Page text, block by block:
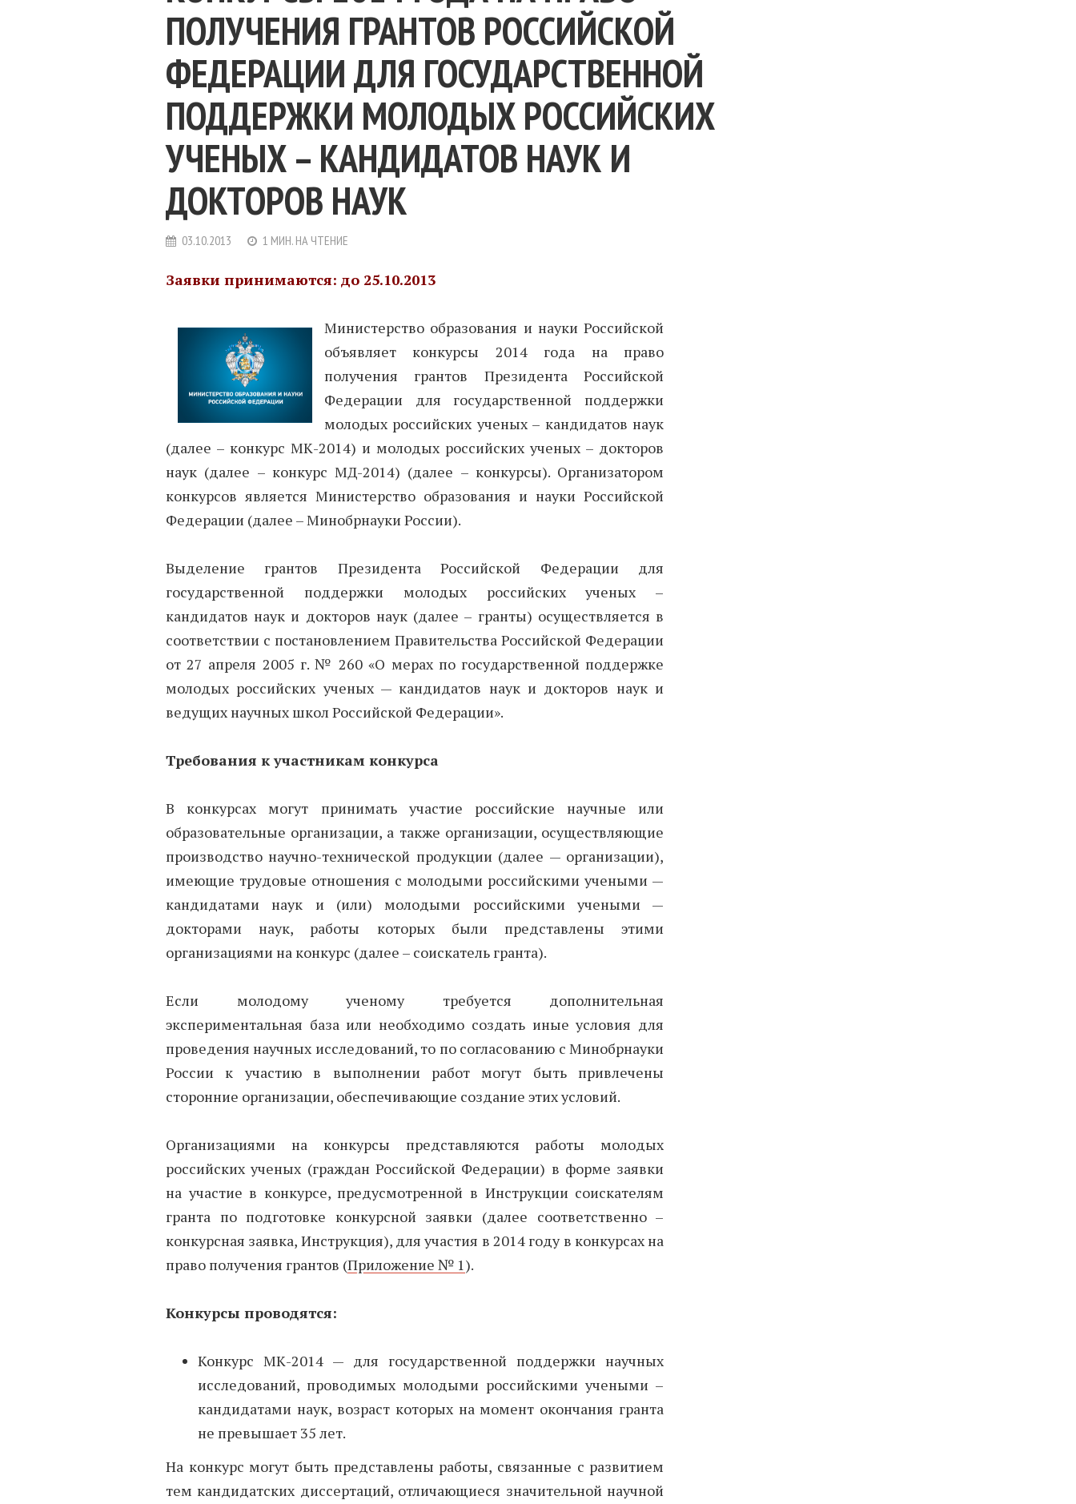
ПОЛУЧЕНИЯ ГРАНТОВ РОССИЙСКОЙ
ФЕДЕРАЦИИ ДЛЯ ГОСУДАРСТВЕННОЙ
ПОДДЕРЖКИ МОЛОДЫХ РОССИЙСКИХ
УЧЕНЫХ – КАНДИДАТОВ НАУК И
ДОКТОРОВ НАУК
03.10.2013 1 МИН. НА ЧТЕНИЕ
Заявки принимаются: до 25.10.2013
Министерство образования и науки Российской
объявляет конкурсы 2014 года на право
получения грантов Президента Российской
Федерации для государственной поддержки
молодых российских ученых – кандидатов наук
(далее – конкурс МК-2014) и молодых российских ученых – докторов
наук (далее – конкурс МД-2014) (далее – конкурсы). Организатором
конкурсов является Министерство образования и науки Российской
Федерации (далее – Минобрнауки России).
Выделение грантов Президента Российской Федерации для
государственной поддержки молодых российских ученых –
кандидатов наук и докторов наук (далее – гранты) осуществляется в
соответствии с постановлением Правительства Российской Федерации
от 27 апреля 2005 г. № 260 «О мерах по государственной поддержке
молодых российских ученых — кандидатов наук и докторов наук и
ведущих научных школ Российской Федерации».
Требования к участникам конкурса
В конкурсах могут принимать участие российские научные или
образовательные организации, а также организации, осуществляющие
производство научно-технической продукции (далее — организации),
имеющие трудовые отношения с молодыми российскими учеными —
кандидатами наук и (или) молодыми российскими учеными —
докторами наук, работы которых были представлены этими
организациями на конкурс (далее – соискатель гранта).
Если молодому ученому требуется дополнительная
экспериментальная база или необходимо создать иные условия для
проведения научных исследований, то по согласованию с Минобрнауки
России к участию в выполнении работ могут быть привлечены
сторонние организации, обеспечивающие создание этих условий.
Организациями на конкурсы представляются работы молодых
российских ученых (граждан Российской Федерации) в форме заявки
на участие в конкурсе, предусмотренной в Инструкции соискателям
гранта по подготовке конкурсной заявки (далее соответственно –
конкурсная заявка, Инструкция), для участия в 2014 году в конкурсах на
право получения грантов (Приложение № 1 ).
Конкурсы проводятся:
Конкурс МК-2014 — для государственной поддержки научных
исследований, проводимых молодыми российскими учеными –
кандидатами наук, возраст которых на момент окончания гранта
не превышает 35 лет.
На конкурс могут быть представлены работы, связанные с развитием
тем кандидатских диссертаций, отличающиеся значительной научной